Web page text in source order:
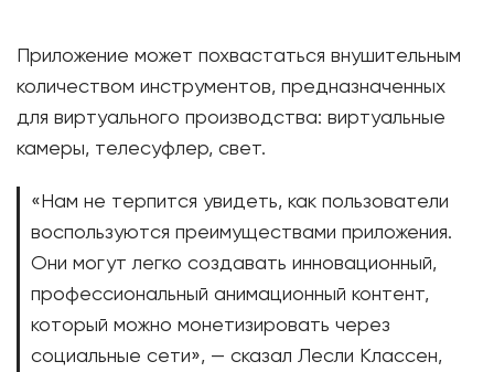
Приложение может похвастаться внушительным
количеством инструментов, предназначенных
для виртуального производства: виртуальные
камеры, телесуфлер, свет.
«Нам не терпится увидеть, как пользователи
воспользуются преимуществами приложения.
Они могут легко создавать инновационный,
профессиональный анимационный контент,
который можно монетизировать через
социальные сети», — сказал Лесли Классен,